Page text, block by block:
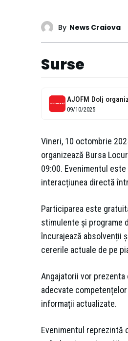
By News Craiova
Surse
09/10/2025
Vineri, 10 octombrie
organizează Bursa
09:00. Evenimentul
interacțiunea directă
Participarea este
stimulente și programe
încurajează absolvenții
cererile actuale de pe
Angajatorii vor
adecvate
informații actualizate.
Evenimentul reprezintă